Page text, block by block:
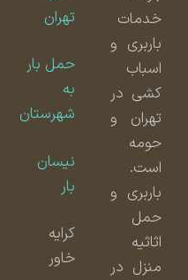
خدمات
باربری و
اسباب
کشی در
تهران و
حومه
است.
باربری و
حمل
اثاثیه
منزل در
تهران
حمل بار
شهرستان
نیسان